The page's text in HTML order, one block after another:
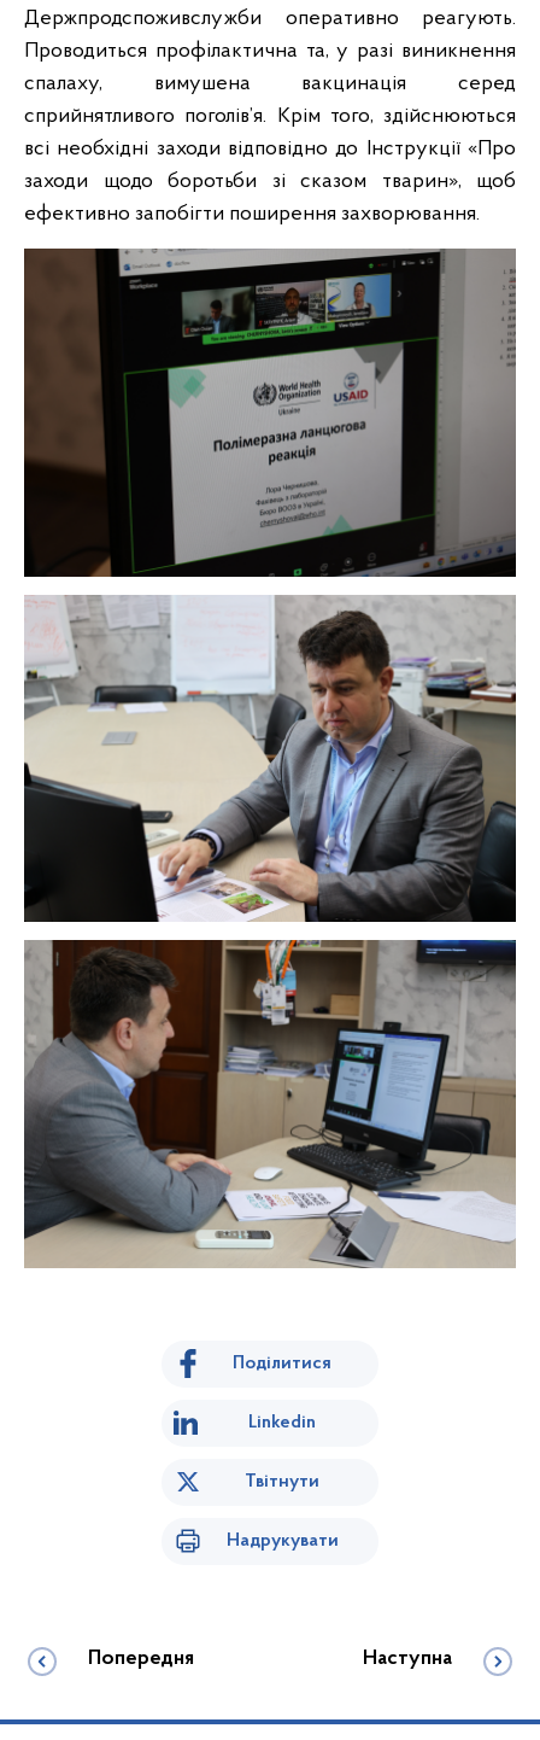
Держпродспоживслужби оперативно реагують.
Проводиться профілактична та, у разі виникнення
спалаху, вимушена вакцинація серед
сприйнятливого поголів’я. Крім того, здійснюються
всі необхідні заходи відповідно до Інструкції «Про
заходи щодо боротьби зі сказом тварин», щоб
ефективно запобігти поширення захворювання.
Поділитися
Linkedin
Твітнути
Надрукувати
Попередня Наступна